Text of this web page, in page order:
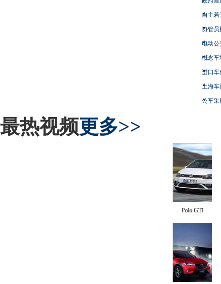
自主
协管员
电动
概念车
进口车
上海
公车采
最热视频更多>>
Polo GTI